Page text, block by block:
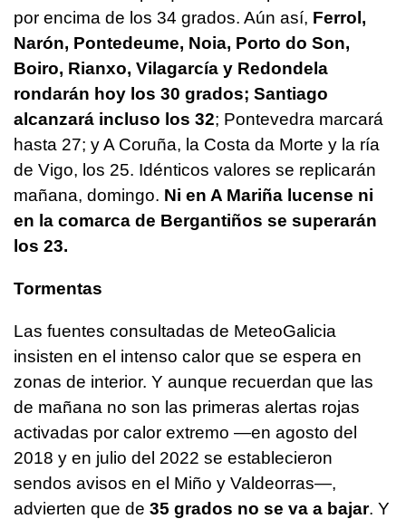
por encima de los 34 grados. Aún así, Ferrol,
Narón, Pontedeume, Noia, Porto do Son,
Boiro, Rianxo, Vilagarcía y Redondela
rondarán hoy los 30 grados; Santiago
alcanzará incluso los 32; Pontevedra marcará
hasta 27; y A Coruña, la Costa da Morte y la ría
de Vigo, los 25. Idénticos valores se replicarán
mañana, domingo. Ni en A Mariña lucense ni
en la comarca de Bergantiños se superarán
los 23.
Tormentas
Las fuentes consultadas de MeteoGalicia
insisten en el intenso calor que se espera en
zonas de interior. Y aunque recuerdan que las
de mañana no son las primeras alertas rojas
activadas por calor extremo —en agosto del
2018 y en julio del 2022 se establecieron
sendos avisos en el Miño y Valdeorras—,
advierten que de 35 grados no se va a bajar. Y